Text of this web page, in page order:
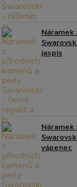
Náramek
jaspis
Náramek
vápenec